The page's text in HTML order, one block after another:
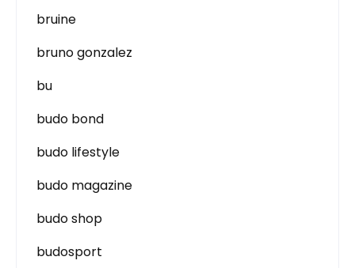
bruine
bruno gonzalez
bu
budo bond
budo lifestyle
budo magazine
budo shop
budosport